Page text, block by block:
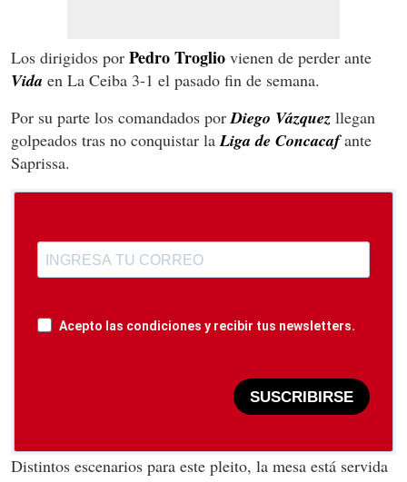
Los dirigidos por Pedro Troglio vienen de perder ante
Vida en La Ceiba 3-1 el pasado fin de semana.
Por su parte los comandados porDiego Vázquez llegan
golpeados tras no conquistar laLiga de Concacaf ante
Saprissa.
Acepto las condiciones y recibir tus newsletters.
SUSCRIBIRSE
Distintos escenarios para este pleito, la mesa está servida